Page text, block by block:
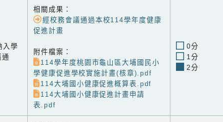
入學
相關成果：
經校務會議通過本校114學年度健康
促進計畫
附件檔案：
114學年度桃園市龜山區大埔國民小
學健康促進學校實施計畫(核章).pdf
114大埔國小健康促進概算表.pdf
114大埔國小健康促進計畫申請
表.pdf
0分
1分
2分